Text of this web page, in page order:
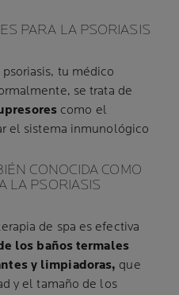
PARA LA PSORIASIS
tu médico
se trata de
como el
el sistema inmunológico
CONOCIDA COMO
LA PSORIASIS
de spa es efectiva
los baños termales
y limpiadoras, que
y el tamaño de los